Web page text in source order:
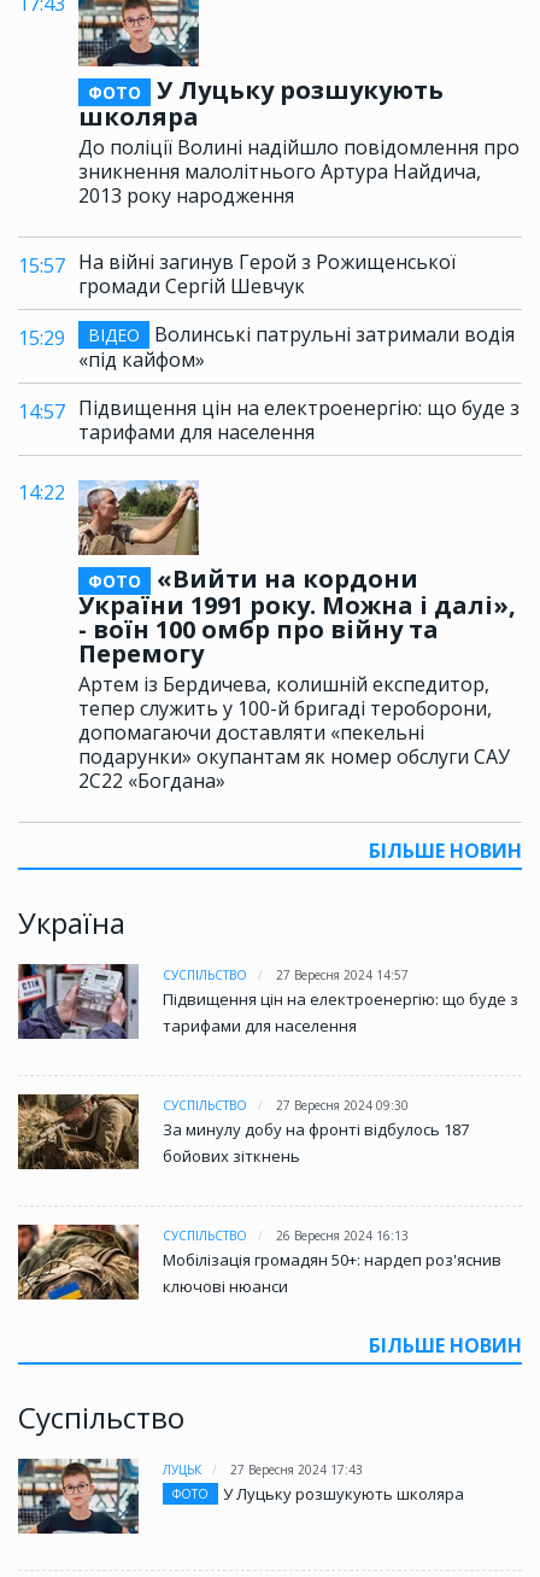
ФОТО
У Луцьку розшукують
школяра
До поліції Волині надійшло повідомлення про
зникнення малолітнього Артура Найдича,
2013 року народження
15:57 На війні загинув Герой з Рожищенської
громади Сергій Шевчук
15:29
ВІДЕО
Волинські патрульні затримали водія
«під кайфом»
14:57 Підвищення цін на електроенергію: що буде з
тарифами для населення
14:22
ФОТО
«Вийти на кордони
України 1991 року. Можна і далі»,
- воїн 100 омбр про війну та
Перемогу
Артем із Бердичева, колишній експедитор,
тепер служить у 100-й бригаді тероборони,
допомагаючи доставляти «пекельні
подарунки» окупантам як номер обслуги САУ
2С22 «Богдана»
БІЛЬШЕ НОВИН
Україна
СУСПІЛЬСТВО 27 Вересня 2024 14:57
Підвищення цін на електроенергію: що буде з
тарифами для населення
СУСПІЛЬСТВО 27 Вересня 2024 09:30
За минулу добу на фронті відбулось 187
бойових зіткнень
СУСПІЛЬСТВО 26 Вересня 2024 16:13
Мобілізація громадян 50+: нардеп роз'яснив
ключові нюанси
БІЛЬШЕ НОВИН
Суспільство
ЛУЦЬК
27 Вересня 2024 17:43
ФОТО
У Луцьку розшукують школяра